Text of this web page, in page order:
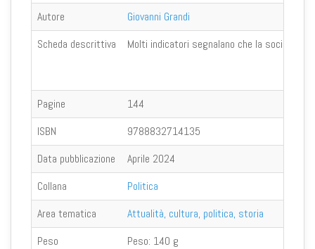
Autore
Giovanni Grandi
Scheda descrittiva
Molti indicatori segnalano che la società
Pagine
144
ISBN
9788832714135
Data pubblicazione
Aprile 2024
Collana
Politica
Area tematica
Attualità, cultura, politica, storia
Peso
Peso: 140 g